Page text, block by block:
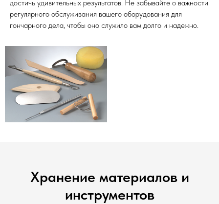
достичь удивительных результатов. Не забывайте о важности
регулярного обслуживания вашего оборудования для
гончарного дела, чтобы оно служило вам долго и надежно.
Хранение материалов и
инструментов